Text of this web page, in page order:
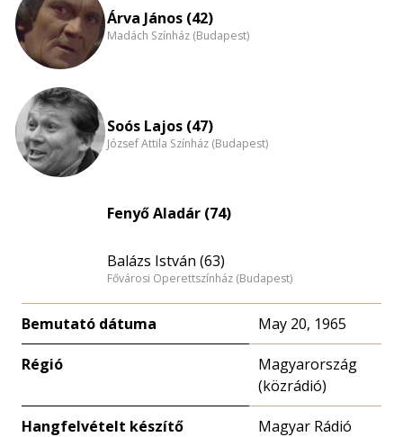
nagyítása
Árva János (42)
Madách Színház (Budapest)
Soós Lajos (47)
József Attila Színház (Budapest)
Fenyő Aladár (74)
Balázs István (63)
Fővárosi Operettszínház (Budapest)
Bemutató dátuma May 20, 1965
Régió
Magyarország
(közrádió)
Hangfelvételt készítő
Magyar Rádió